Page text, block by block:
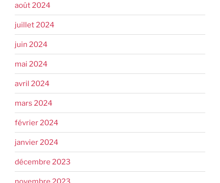
août 2024
juillet 2024
juin 2024
mai 2024
avril 2024
mars 2024
février 2024
janvier 2024
décembre 2023